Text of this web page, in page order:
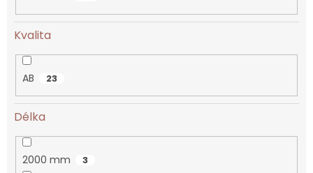
Kvalita
AB 23
Délka
2000 mm 3